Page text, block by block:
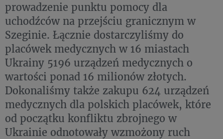
prowadzenie punktu pomocy dla
uchodźców na przejściu granicznym w
Szeginie. Łącznie dostarczyliśmy do
placówek medycznych w 16 miastach
Ukrainy 5196 urządzeń medycznych o
wartości ponad 16 milionów złotych.
Dokonaliśmy także zakupu 624 urządzeń
medycznych dla polskich placówek, które
od początku konfliktu zbrojnego w
Ukrainie odnotowały wzmożony ruch